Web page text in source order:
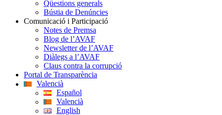
Qüestions generals
Bústia de Denúncies
Comunicació i Participació
Notes de Premsa
Blog de l’AVAF
Newsletter de l’AVAF
Diàlegs a l’AVAF
Claus contra la corrupció
Portal de Transparència
Valencià
Español
Valencià
English